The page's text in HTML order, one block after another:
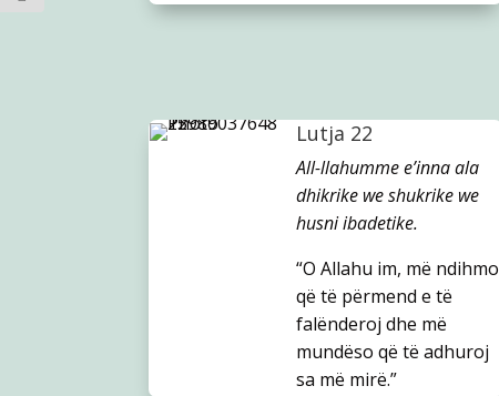
Lutja 22
All-llahumme e’inna ala
dhikrike we shukrike we
husni ibadetike.
“O Allahu im, më ndihmo
që të përmend e të
falënderoj dhe më
mundëso që të adhuroj
sa më mirë.”